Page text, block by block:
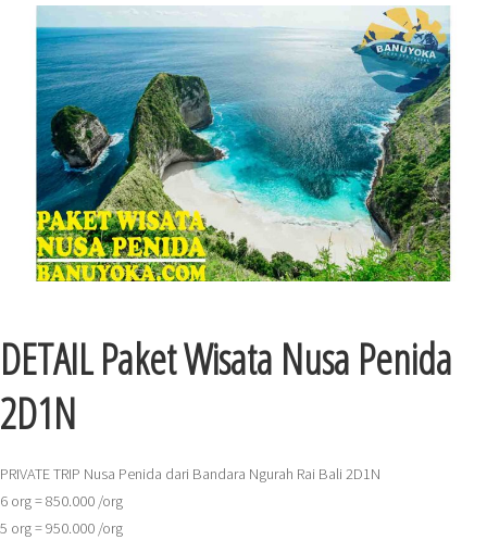
DETAIL Paket Wisata Nusa Penida
2D1N
PRIVATE TRIP Nusa Penida dari Bandara Ngurah Rai Bali 2D1N
6 org = 850.000 /org
5 org = 950.000 /org